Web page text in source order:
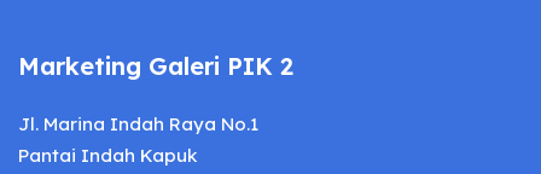
Marketing Galeri PIK 2
Jl. Marina Indah Raya No.1
Pantai Indah Kapuk